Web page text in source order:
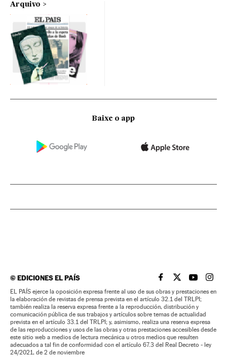
Arquivo
Baixe o app
©EDICIONES EL PAÍS EL PAÍS BRASIL EN
EL PAÍSEL PAÍS
EL
EL PAÍS ejerce la oposición expresa frente al uso de sus obras y prestaciones en
la elaboración de revistas de prensa prevista en el artículo 32.1 del TRLPI;
también realiza la reserva expresa frente a la reproducción, distribución y
comunicación pública de sus trabajos y artículos sobre temas de actualidad
prevista en el artículo 33.1 del TRLPI; y, asimismo, realiza una reserva expresa
de las reproducciones y usos de las obras y otras prestaciones accesibles desde
este sitio web a medios de lectura mecánica u otros medios que resulten
adecuados a tal fin de conformidad con el artículo 67.3 del Real Decreto - ley
24/2021, de 2 de noviembre